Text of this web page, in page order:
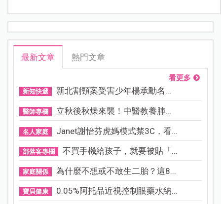
最新文章 熱門文章
看更多
新知快遞 新北割頸案受害少年楊承勳名...
醫師專欄 立秋後秋燥來襲！中醫教養肺...
名人家庭 Janet謝怡芬虎媽模式禁3C，看...
部落客專欄 不買手機給孩子，就要被貼「...
家庭關係 為什麼不想或不敢生二胎？這8...
寶貝健康 0.05%阿托品近視控制眼藥水納...